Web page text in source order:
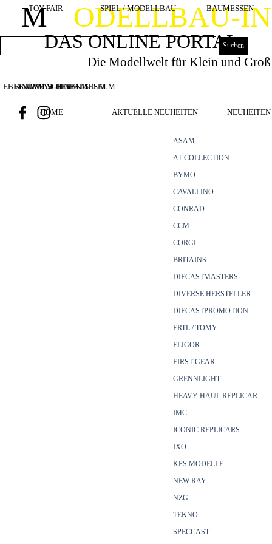
Direkt zum SeiteninhaltODELLBAU-
M
TOY FAIR SPIEL / MODELLBAU BAUMESSEN
DAS ONLINE PORTAL
Suchen
Die Modellwelt für Klein und Groß
BOUWMACHINES
BAUMASCHINENMUSEUM
EBIANUMBAGGERMUSEUM
HOME AKTUELLE NEUHEITEN
ASAM
AT COLLECTION
BYMO
CAVALLINO
CONRAD
CCM
CORGI
BRITAINS
DIECASTMASTERS
DIVERSE HERSTELLER
DIECASTPROMOTION
ERTL / TOMY
ELIGOR
FIRST GEAR
GRENNLIGHT
HEAVY HAUL REPLICAR
IMC
ICONIC REPLICARS
IXO
KPS MODELLE
NEW RAY
NZG
TEKNO
SPECCAST